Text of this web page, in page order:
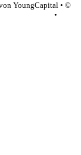
YoungCapital • ©
•